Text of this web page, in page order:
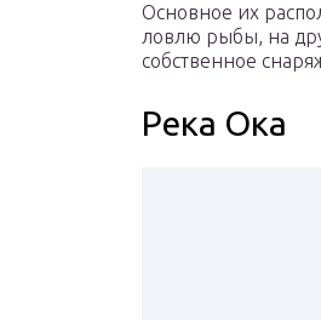
Основное их
ловлю рыбы, на
собственное
Река Ока